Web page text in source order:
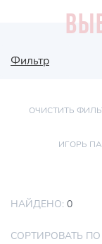
Фильтр
ОЧИСТИТЬ
ИГОРЬ
НАЙДЕНО: 0
СОРТИРОВАТЬ ПО